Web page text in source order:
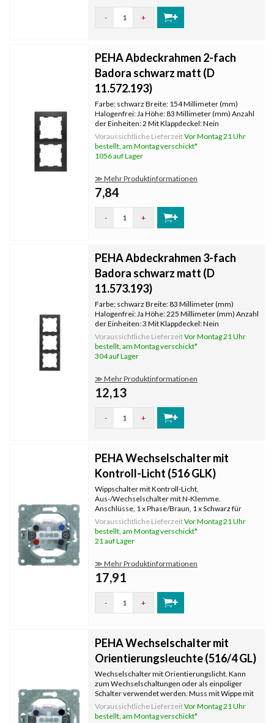
- +
PEHA Abdeckrahmen 2-fach
Badora schwarz matt (D
11.572.193)
Farbe: schwarz Breite: 154 Millimeter (mm)
Halogenfrei: Ja Höhe: 83 Millimeter (mm) Anzahl
der Einheiten: 2 Mit Klappdeckel: Nein
Oberflächenschutz: unbehandelt
Textfeld/Beschriftungsfläche: Nein
Werkstoffgüte: Thermoplast Werkstoff:
Kunststoff Befes
Voraussichtliche LieferzeitVor Montag 21 Uhr
bestellt, am Montag verschickt*
1056 auf Lager
≫ Mehr Produktinformationen
7,84
- +
PEHA Abdeckrahmen 3-fach
Badora schwarz matt (D
11.573.193)
Farbe: schwarz Breite: 83 Millimeter (mm)
Halogenfrei: Ja Höhe: 225 Millimeter (mm) Anzahl
der Einheiten: 3 Mit Klappdeckel: Nein
Oberflächenschutz: unbehandelt
Textfeld/Beschriftungsfläche: Nein
Werkstoffgüte: Thermoplast Werkstoff:
Kunststoff Befes
Voraussichtliche LieferzeitVor Montag 21 Uhr
bestellt, am Montag verschickt*
304 auf Lager
≫ Mehr Produktinformationen
12,13
- +
PEHA Wechselschalter mit
Kontroll-Licht (516 GLK)
Wippschalter mit Kontroll-Licht,
Aus-/Wechselschalter mit N-Klemme.
Anschlüsse, 1 x Phase/Braun, 1 x Schwarz für
Ein/Aus, 1 x Null/Blau für Kontrollleuchte.
Anschlüsse, 1 x Phase/Braun, 2 x Schwarz für
Wechselschaltung, 1 x Neutral/Blau.
Voraussichtliche LieferzeitVor Montag 21 Uhr
bestellt, am Montag verschickt*
21 auf Lager
≫ Mehr Produktinformationen
17,91
- +
PEHA Wechselschalter mit
Orientierungsleuchte (516/4 GL)
Wechselschalter mit Orientierungslicht. Kann
zum Wechselschaltungen oder als einpoliger
Schalter verwendet werden. Muss mit Wippe mit
Kontrollfenster und Abdeckrahmen komplettiert
werden, die separat bestellt werden. Mit
Voraussichtliche LieferzeitVor Montag 21 Uhr
bestellt, am Montag verschickt*